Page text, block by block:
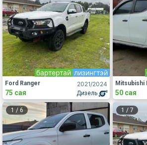
2021/2024
Дизель
лизингтэй
бартертай
Ford Ranger
75 сая
Mitsubishi
50 сая
1 / 6 1 / 7